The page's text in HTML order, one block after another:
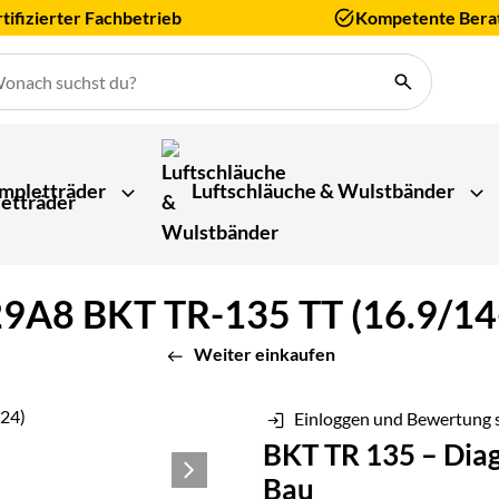
Fachbetrieb Kompetente
Luftschläuche & Wulstbänder
BKT TR-135 TT (16.9/
Weiter einkaufen
Einloggen und Bewertung
BKT TR 135 –
Bau